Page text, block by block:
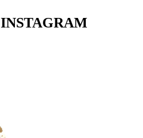
INSTAGRAM